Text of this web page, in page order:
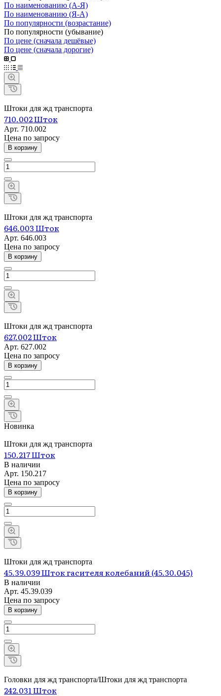
По наименованию (А-Я)
По наименованию (Я-А)
По популярности (возрастание)
По популярности (убывание)
По цене (сначала дешёвые)
По цене (сначала дорогие)
Штоки для жд транспорта
710.002 Шток
Арт. 710.002
Цена по запросу
В корзину
Штоки для жд транспорта
646.003 Шток
Арт. 646.003
Цена по запросу
В корзину
Штоки для жд транспорта
627.002 Шток
Арт. 627.002
Цена по запросу
В корзину
Новинка
Штоки для жд транспорта
150.217 Шток
В наличии
Арт. 150.217
Цена по запросу
В корзину
Штоки для жд транспорта
45.39.039 Шток гасителя колебаний (45.30.045)
В наличии
Арт. 45.39.039
Цена по запросу
В корзину
Головки для жд транспорта/Штоки для жд транспорта
242.031 Шток